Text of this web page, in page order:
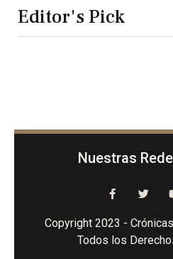
Editor's Pick
Nuestras
Copyright 2023 -
Todos los